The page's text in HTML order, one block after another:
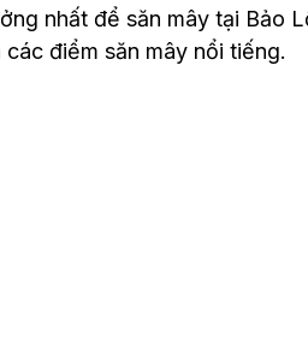
nhất để săn mây tại Bảo
điểm săn mây nổi tiếng.